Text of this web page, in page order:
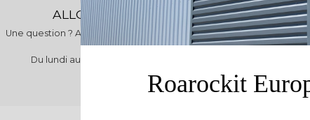
ALLO ROAROCKIT
Une question ? Appelles-nous au +33(0)5 24 72
39 09
Du lundi au vendredi 9h-12h 14h-17h
PAIEMENT
Cryptage SSL
Roarockit